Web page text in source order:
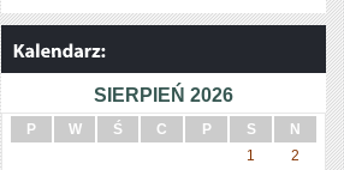
SIERPIEŃ 2026
P W Ś C P S
N
1
2